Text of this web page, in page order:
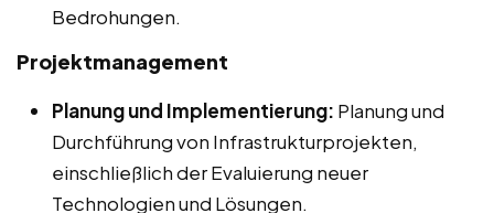
Bedrohungen.
Projektmanagement
Planung und Implementierung: Planung und
Durchführung von Infrastrukturprojekten,
einschließlich der Evaluierung neuer
Technologien und Lösungen.